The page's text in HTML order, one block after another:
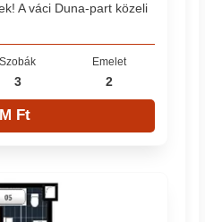
A váci Duna-part közeli
Szobák
3
Emelet
2
Ft